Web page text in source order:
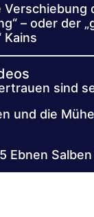
Verschiebung
– oder der
Kains
sind
und die
Ebnen